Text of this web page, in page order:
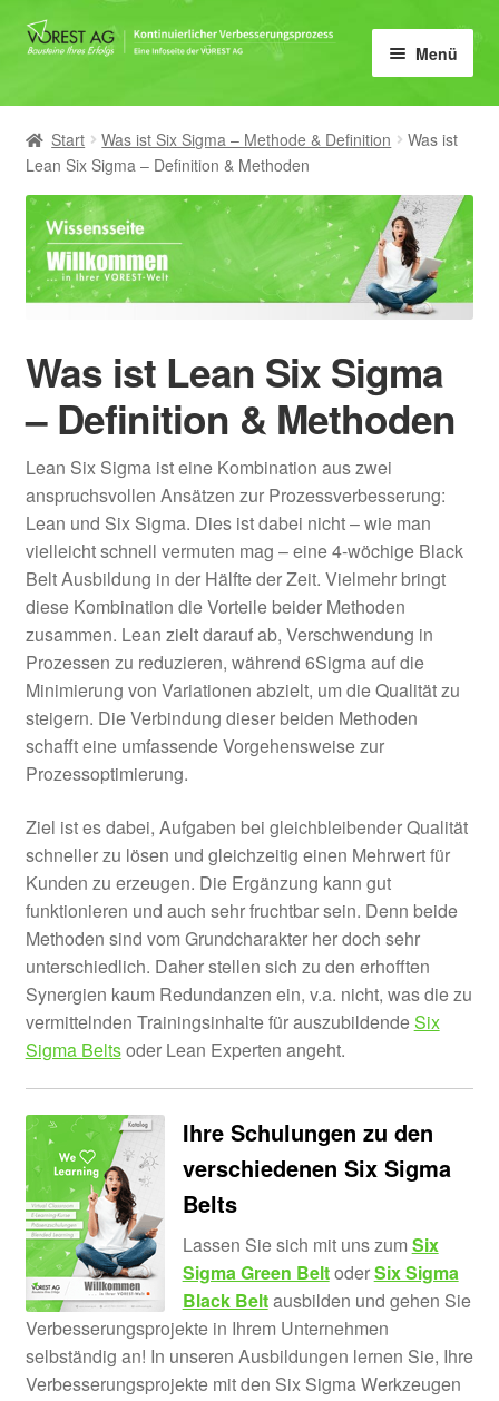
Zur
Zum
Menü
Home
KVP
KVP Coach
öffnen
Methoden
öffnen
öffnen
Lean Methoden & Werkzeuge
öffnen
Muda – die 7 Arten der
Verschwendung
Muri – Präventive
Arbeitsplatzgestaltung
Teambildung – Von der
Arbeitsgruppe zum Team
Lean Six Sigma
6Sigma
DMAIC-Zyklus
Six Sigma Belts
öffnen
Six Sigma Einführung
Six Sigma Projekt
Lean Six Sigma
Seminare
E-Learn
öffnen
Vorlagen
Start Was ist Six Sigma – Methode & Definition
Was ist
Lean Six Sigma – Definition & Methoden
Was ist Lean Six Sigma
– Definition & Methoden
Lean Six Sigma ist eine Kombination aus zwei
anspruchsvollen Ansätzen zur Prozessverbesserung:
Lean und Six Sigma. Dies ist dabei nicht – wie man
vielleicht schnell vermuten mag – eine 4-wöchige Black
Belt Ausbildung in der Hälfte der Zeit. Vielmehr bringt
diese Kombination die Vorteile beider Methoden
zusammen. Lean zielt darauf ab, Verschwendung in
Prozessen zu reduzieren, während 6Sigma auf die
Minimierung von Variationen abzielt, um die Qualität zu
steigern. Die Verbindung dieser beiden Methoden
schafft eine umfassende Vorgehensweise zur
Prozessoptimierung.
Ziel ist es dabei, Aufgaben bei gleichbleibender Qualität
schneller zu lösen und gleichzeitig einen Mehrwert für
Kunden zu erzeugen. Die Ergänzung kann gut
funktionieren und auch sehr fruchtbar sein. Denn beide
Methoden sind vom Grundcharakter her doch sehr
unterschiedlich. Daher stellen sich zu den erhofften
Synergien kaum Redundanzen ein, v.a. nicht, was die zu
vermittelnden Trainingsinhalte für auszubildendeSix
Sigma Beltsoder Lean Experten angeht.
Ihre Schulungen zu den
verschiedenen Six Sigma
Belts
Lassen Sie sich mit uns zum Six
Sigma Green BeltoderSix Sigma
Black Beltausbilden und gehen Sie
Verbesserungsprojekte in Ihrem Unternehmen
selbständig an! In unseren Ausbildungen lernen Sie, Ihre
Verbesserungsprojekte mit den Six Sigma Werkzeugen